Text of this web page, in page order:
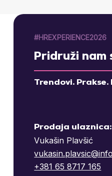
#HREXPERIENCE2026
Pridruži nam
Trendovi.
Prodaja ulaznica:
Vukašin Plavšić
+381 65 8717 165